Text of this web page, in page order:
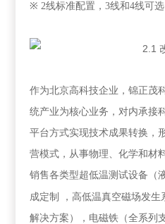
※2线标准配置，3线和4线可选
作为北京高科技企业，锦正茂
统产业为核心业务，对内承接
平台方式实现技术成果转换，
营模式，从事物理、化学和材
销售各类型超低温测试设备（
成定制 ，高低温真空磁场发生
解决方案），电磁铁（全系列